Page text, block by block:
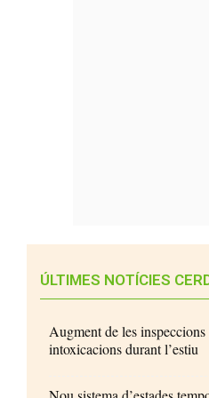
ÚLTIMES NOTÍCIES
Augment de les
intoxicacions durant l’estiu